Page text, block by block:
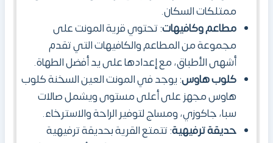
ممتلكات السكان.
مطاعم وكافيهات: تحتوي قرية المونت على
مجموعة من المطاعم والكافيهات التي تقدم
أشهى الأطباق، مع إعدادها على يد أفضل الطهاة.
كلوب هاوس: يوجد في المونت العين السخنة كلوب
هاوس مجهز على أعلى مستوى ويشمل صالات
سبا، جاكوزي، ومساج لتوفير الراحة والاسترخاء.
حديقة ترفيهية: تتمتع القرية بحديقة ترفيهية